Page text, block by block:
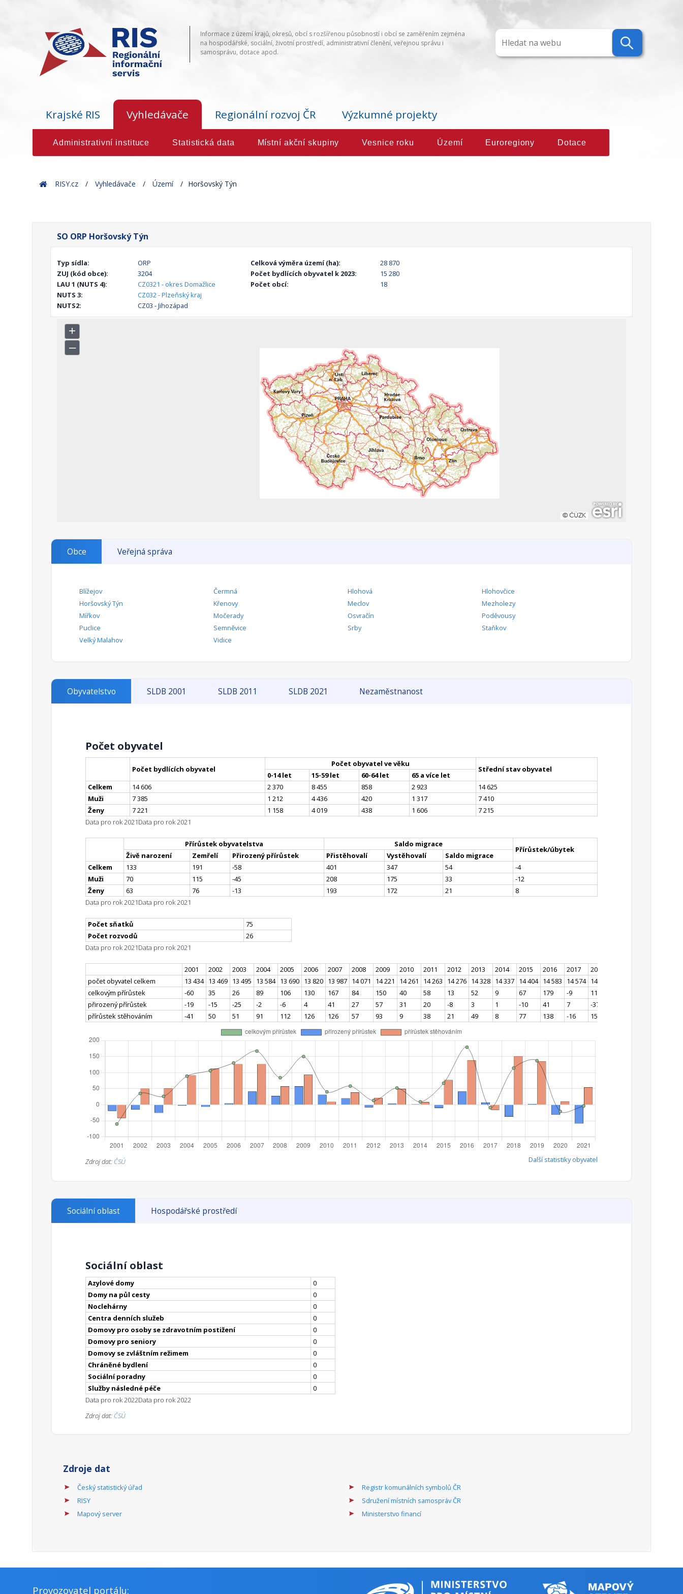
Informace z území krajů, okresů, obcí s rozšířenou působností i obcí se zaměřením zejména
na hospodářské, sociální, životní prostředí, administrativní členění, veřejnou správu i
samosprávu, dotace apod.
Krajské RIS Vyhledávače Regionální rozvoj ČR Výzkumné projekty
Administrativní instituce Statistická data Místní akční skupiny Vesnice roku Území Euroregiony Dotace
HomeRISY.cz Vyhledávače Území Horšovský Týn
SO ORP Horšovský Týn
Typ sídla:
ORP
ZUJ (kód obce):
3204
LAU 1 (NUTS 4):
CZ0321 - okres Domažlice
NUTS 3:
CZ032 - Plzeňský kraj
NUTS2:
CZ03 - Jihozápad
Celková výměra území (ha):
28 870
Počet bydlících obyvatel k 2023:
15 280
Počet obcí:
18
Obce Veřejná správa
Blížejov
Horšovský Týn
Mířkov
Puclice
Velký Malahov
Čermná
Křenovy
Močerady
Semněvice
Vidice
Hlohová
Meclov
Osvračín
Srby
Hlohovčice
Mezholezy
Poděvousy
Staňkov
Obyvatelstvo SLDB 2001 SLDB 2011 SLDB 2021 Nezaměstnanost
Počet obyvatel
Počet bydlících obyvatel
Počet obyvatel ve věku
Střední stav obyvatel
0-14 let 15-59 let 60-64 let
65 a více let
Celkem
14 606 2 370 8 455 858 2 923
14 625
Muži
7 385 1 212 4 436 420 1 317
7 410
Ženy
7 221 1 158 4 019 438 1 606
7 215
Data pro rok 2021Data pro rok 2021
Přírůstek obyvatelstva Saldo migrace
Přírůstek/úbytek
Živě narození Zemřelí Přirozený přírůstek Přistěhovalí Vystěhovalí
Saldo migrace
Celkem
133 191 -58 401 347 54
-4
Muži
70 115 -45 208 175 33
-12
Ženy
63 76 -13 193 172 21
8
Data pro rok 2021Data pro rok 2021
Počet sňatků
75
Počet rozvodů
26
Data pro rok 2021Data pro rok 2021
2001 2002 2003 2004 2005 2006 2007 2008 2009 2010 2011 2012 2013 2014 2015 2016 2017 2018
počet obyvatel celkem
13 434 13 469 13 495 13 584 13 690 13 820 13 987 14 071 14 221 14 261 14 263 14 276 14 328 14 337 14 404 14 583 14 574 14 688
celkovým přírůstek
-60 35 26 89 106 130 167 84 150 40 58 13 52 9 67 179 -9 114
přirozený přírůstek
-19 -15 -25 -2 -6 4 41 27 57 31 20 -8 3 1 -10 41 7 -37
přírůstek stěhováním
-41 50 51 91 112 126 126 57 93 9 38 21 49 8 77 138 -16 151
Zdroj dat: ČSÚ Další statistiky obyvatel
Sociální oblast Hospodářské prostředí
Sociální oblast
Azylové domy
0
Domy na půl cesty
0
Noclehárny
0
Centra denních služeb
0
Domovy pro osoby se zdravotním postižení
0
Domovy pro seniory
0
Domovy se zvláštním režimem
0
Chráněné bydlení
0
Sociální poradny
0
Služby následné péče
0
Data pro rok 2022Data pro rok 2022
Zdroj dat: ČSÚ
Zdroje dat
Český statistický úřad
RISY
Mapový server
Registr komunálních symbolů ČR
Sdružení místních samospráv ČR
Ministerstvo financí
Provozovatel portálu: